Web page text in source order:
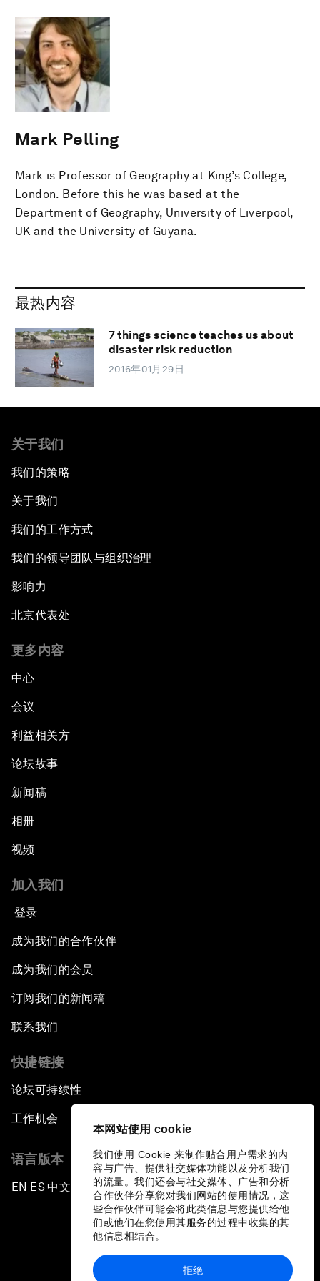
本网站使用 cookie
我们使用 Cookie 来制作贴合用户需求的内
容与广告、提供社交媒体功能以及分析我们
的流量。我们还会与社交媒体、广告和分析
合作伙伴分享您对我们网站的使用情况，这
些合作伙伴可能会将此类信息与您提供给他
们或他们在您使用其服务的过程中收集的其
他信息相结合。
拒绝
Mark Pelling
Mark is Professor of Geography at King’s College,
London. Before this he was based at the
Department of Geography, University of Liverpool,
UK and the University of Guyana.
最热内容
7 things science teaches us about
disaster risk reduction
2016年01月29日
关于我们
我们的策略
关于我们
我们的工作方式
我们的领导团队与组织治理
影响力
北京代表处
更多内容
中心
会议
利益相关方
论坛故事
新闻稿
相册
视频
加入我们
登录
成为我们的合作伙伴
成为我们的会员
订阅我们的新闻稿
联系我们
快捷链接
论坛可持续性
工作机会
语言版本
EN ▪ES▪中文▪ 日本語